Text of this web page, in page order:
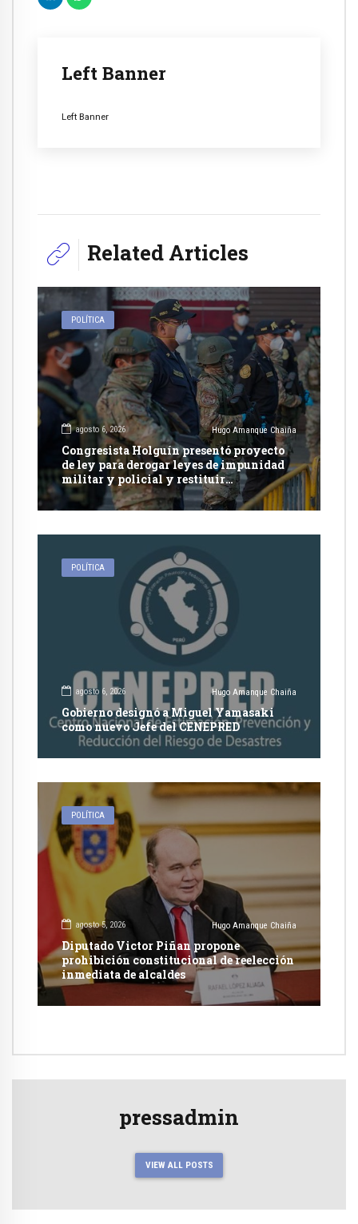
Left Banner
Left Banner
Related Articles
POLÍTICA
agosto 6, 2026 Hugo Amanque Chaiña
Congresista Holguín presentó proyecto
de ley para derogar leyes de impunidad
militar y policial y restituir
competencia de justicia ordinaria
POLÍTICA
agosto 6, 2026 Hugo Amanque Chaiña
Gobierno designó a Miguel Yamasaki
como nuevo Jefe del CENEPRED
POLÍTICA
agosto 5, 2026 Hugo Amanque Chaiña
Diputado Victor Piñan propone
prohibición constitucional de reelección
inmediata de alcaldes
pressadmin
VIEW ALL POSTS